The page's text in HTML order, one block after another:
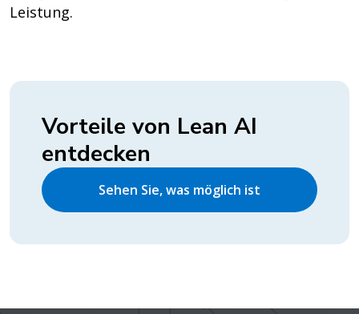
Leistung.
Vorteile von Lean AI
entdecken
Sehen Sie, was möglich ist